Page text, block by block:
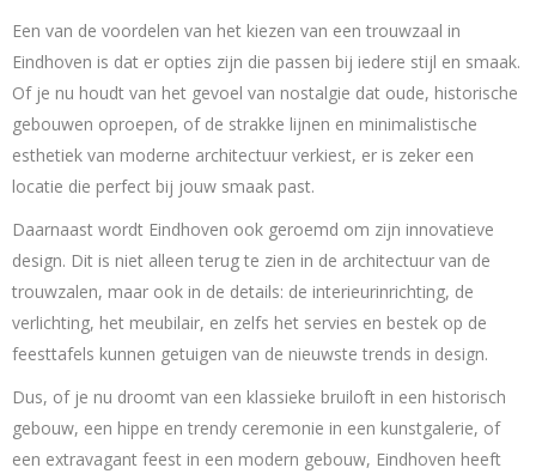
Een van de voordelen van het kiezen van een trouwzaal in
Eindhoven is dat er opties zijn die passen bij iedere stijl en smaak.
Of je nu houdt van het gevoel van nostalgie dat oude, historische
gebouwen oproepen, of de strakke lijnen en minimalistische
esthetiek van moderne architectuur verkiest, er is zeker een
locatie die perfect bij jouw smaak past.
Daarnaast wordt Eindhoven ook geroemd om zijn innovatieve
design. Dit is niet alleen terug te zien in de architectuur van de
trouwzalen, maar ook in de details: de interieurinrichting, de
verlichting, het meubilair, en zelfs het servies en bestek op de
feesttafels kunnen getuigen van de nieuwste trends in design.
Dus, of je nu droomt van een klassieke bruiloft in een historisch
gebouw, een hippe en trendy ceremonie in een kunstgalerie, of
een extravagant feest in een modern gebouw, Eindhoven heeft